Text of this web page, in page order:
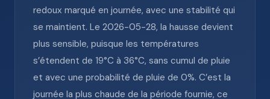
redoux marqué en journée, avec une stabilité qui
se maintient. Le 2026-05-28, la hausse devient
plus sensible, puisque les températures
s’étendent de 19°C à 36°C, sans cumul de pluie
et avec une probabilité de pluie de 0%. C’est la
journée la plus chaude de la période fournie, ce